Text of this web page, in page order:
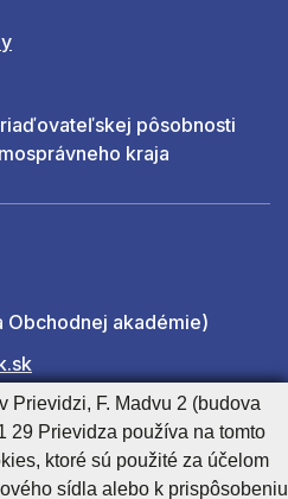
pôsobnosti
kraja
Obchodnej akadémie)
Prievidzi, F. Madvu 2 (budova
29 Prievidza používa na tomto
ktoré sú použité za účelom
sídla alebo k prispôsobeniu